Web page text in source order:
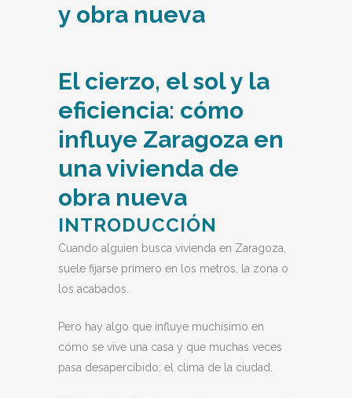
y obra nueva
El cierzo, el sol y la
eficiencia: cómo
influye Zaragoza en
una vivienda de
obra nueva
INTRODUCCIÓN
Cuando alguien busca vivienda en Zaragoza,
suele fijarse primero en los metros, la zona o
los acabados.
Pero hay algo que influye muchísimo en
cómo se vive una casa y que muchas veces
pasa desapercibido: el clima de la ciudad.